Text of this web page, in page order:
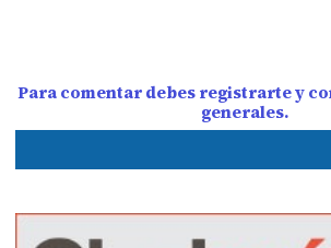
Para comentar debes registrarte y
generales.